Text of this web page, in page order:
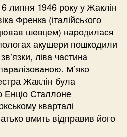
липня 1946 року у Жаклін
Френка (італійського
шевцем) народилася
акушери пошкодили
ліва частина
М’яко
Жаклін була
Енціо Сталлоне
кварталі
вмить відправив його